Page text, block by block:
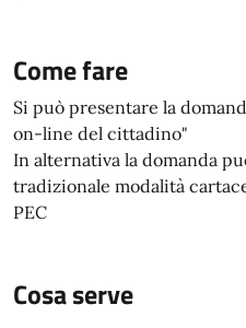
Come fare
Si può presentare la
on-line del cittadino"
In alternativa la domanda
tradizionale modalità
PEC
Cosa serve